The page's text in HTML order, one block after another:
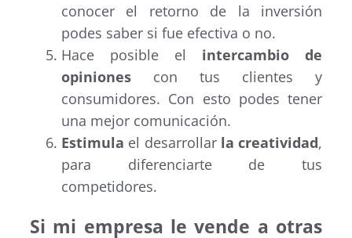
conocer el retorno de la inversión
podes saber si fue efectiva o no.
Hace posible el intercambio de
opiniones con tus clientes y
consumidores. Con esto podes tener
una mejor comunicación.
Estimula el desarrollar la creatividad,
para diferenciarte de tus
competidores.
Si mi empresa le vende a otras